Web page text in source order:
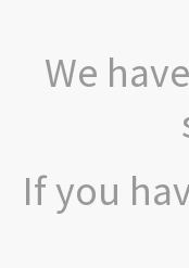
We
If you